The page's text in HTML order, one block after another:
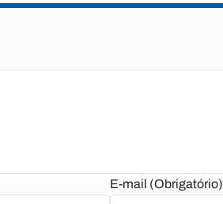
E-mail (Obrigatório)